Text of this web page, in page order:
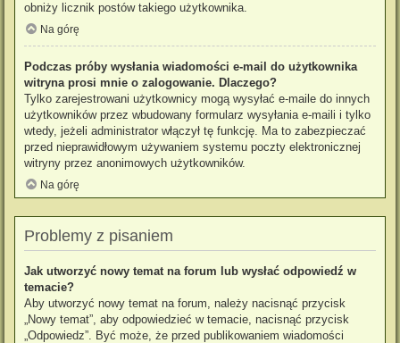
obniży licznik postów takiego użytkownika.
Na górę
Podczas próby wysłania wiadomości e-mail do użytkownika
witryna prosi mnie o zalogowanie. Dlaczego?
Tylko zarejestrowani użytkownicy mogą wysyłać e-maile do innych
użytkowników przez wbudowany formularz wysyłania e-maili i tylko
wtedy, jeżeli administrator włączył tę funkcję. Ma to zabezpieczać
przed nieprawidłowym używaniem systemu poczty elektronicznej
witryny przez anonimowych użytkowników.
Na górę
Problemy z pisaniem
Jak utworzyć nowy temat na forum lub wysłać odpowiedź w
temacie?
Aby utworzyć nowy temat na forum, należy nacisnąć przycisk
„Nowy temat”, aby odpowiedzieć w temacie, nacisnąć przycisk
„Odpowiedz”. Być może, że przed publikowaniem wiadomości